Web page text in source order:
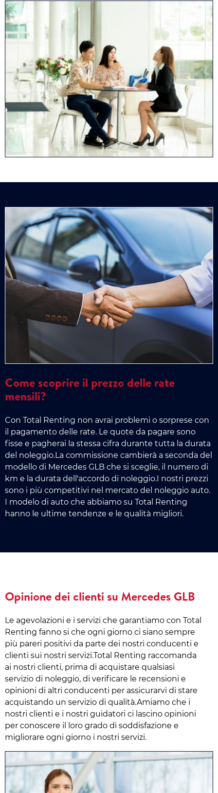
Come scoprire il prezzo delle rate
mensili?
Con Total Renting non avrai problemi o sorprese con
il pagamento delle rate. Le quote da pagare sono
fisse e pagherai la stessa cifra durante tutta la durata
del noleggio.La commissione cambierà a seconda del
modello di Mercedes GLB che si sceglie, il numero di
km e la durata dell'accordo di noleggio.I nostri prezzi
sono i più competitivi nel mercato del noleggio auto.
I modelo di auto che abbiamo su Total Renting
hanno le ultime tendenze e le qualità migliori.
Opinione dei clienti su Mercedes GLB
Le agevolazioni e i servizi che garantiamo con Total
Renting fanno si che ogni giorno ci siano sempre
più pareri positivi da parte dei nostri conducenti e
clienti sui nostri servizi.Total Renting raccomanda
ai nostri clienti, prima di acquistare qualsiasi
servizio di noleggio, di verificare le recensioni e
opinioni di altri conducenti per assicurarvi di stare
acquistando un servizio di qualità.Amiamo che i
nostri clienti e i nostri guidatori ci lascino opinioni
per conoscere il loro grado di soddisfazione e
migliorare ogni giorno i nostri servizi.